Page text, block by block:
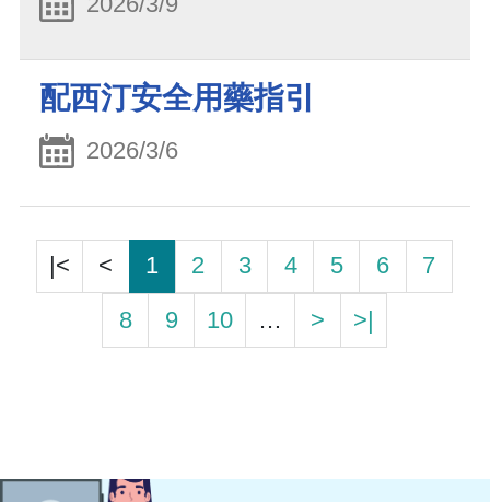
配西汀安全用藥指引
2026/3/6
|< < 1 2 3 4 5 6
7
8
9 10 … > >|